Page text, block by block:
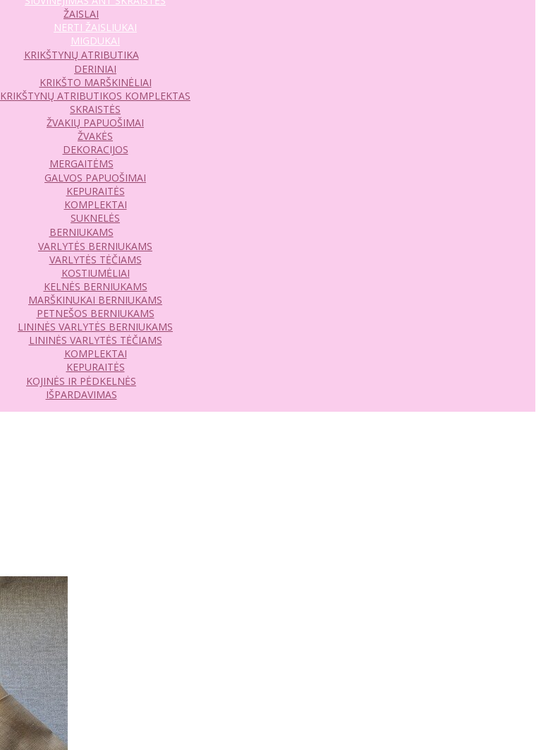
ŽAISLAI
NERTI ŽAISLIUKAI
MIGDUKAI
KRIKŠTYNŲ ATRIBUTIKA
DERINIAI
KRIKŠTO MARŠKINĖLIAI
KRIKŠTYNŲ ATRIBUTIKOS KOMPLEKTAS
SKRAISTĖS
ŽVAKIŲ PAPUOŠIMAI
ŽVAKĖS
DEKORACIJOS
MERGAITĖMS
GALVOS PAPUOŠIMAI
KEPURAITĖS
KOMPLEKTAI
SUKNELĖS
BERNIUKAMS
VARLYTĖS BERNIUKAMS
VARLYTĖS TĖČIAMS
KOSTIUMĖLIAI
KELNĖS BERNIUKAMS
MARŠKINUKAI BERNIUKAMS
PETNEŠOS BERNIUKAMS
LININĖS VARLYTĖS BERNIUKAMS
LININĖS VARLYTĖS TĖČIAMS
KOMPLEKTAI
KEPURAITĖS
KOJINĖS IR PĖDKELNĖS
IŠPARDAVIMAS